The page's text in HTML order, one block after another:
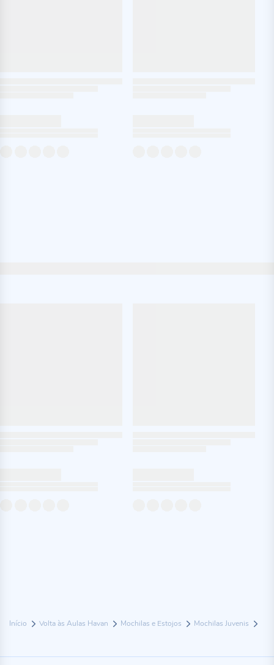
Início Volta às Aulas Havan Mochilas e Estojos Mochilas Juvenis